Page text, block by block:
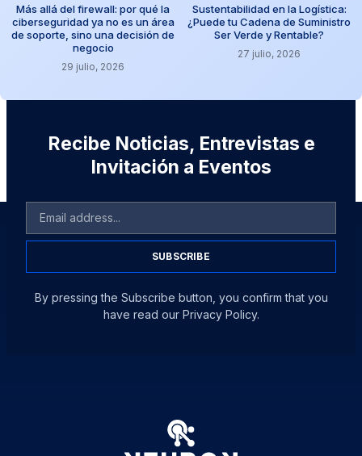
Más allá del firewall: por qué la
ciberseguridad ya no es un área
de soporte, sino una decisión de
negocio
29 julio, 2026
Sustentabilidad en la Logística:
¿Puede tu Cadena de Suministro
Ser Verde y Rentable?
27 julio, 2026
Recibe Noticias, Entrevistas e
Invitación a Eventos
SUBSCRIBE
By pressing the Subscribe button, you confirm that you
have read our Privacy Policy.